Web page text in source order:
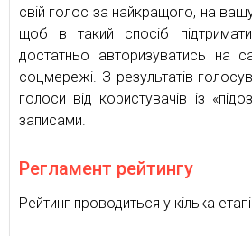
свій голос за найкращого, на
щоб в такий спосіб
достатньо авторизуватись на
соцмережі. З результатів
голоси від користувачів із
записами.
Регламент рейтингу
Рейтинг проводиться у кілька